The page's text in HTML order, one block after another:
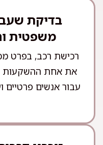
בדיקת
משפטית
רכישת רכב, בפרט
את אחת ההשקעות
עבור אנשים